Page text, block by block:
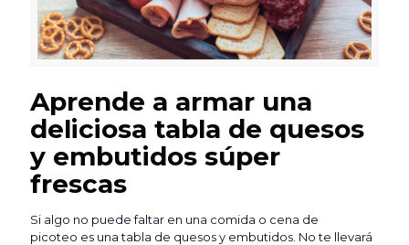
Aprende a armar una
deliciosa tabla de quesos
y embutidos súper
frescas
Si algo no puede faltar en una comida o cena de
picoteo es una tabla de quesos y embutidos. No te llevará